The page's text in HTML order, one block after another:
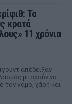
Το
κρατά
11 χρόνια
απέδειξαν
μπορούν να
τον γάμο, χάρη και